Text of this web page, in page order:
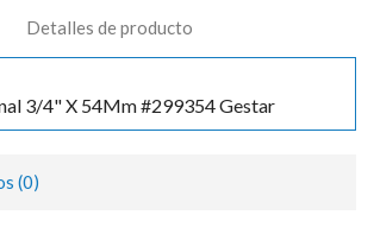
Detalles de producto
3/4" X 54Mm #299354 Gestar
(0)